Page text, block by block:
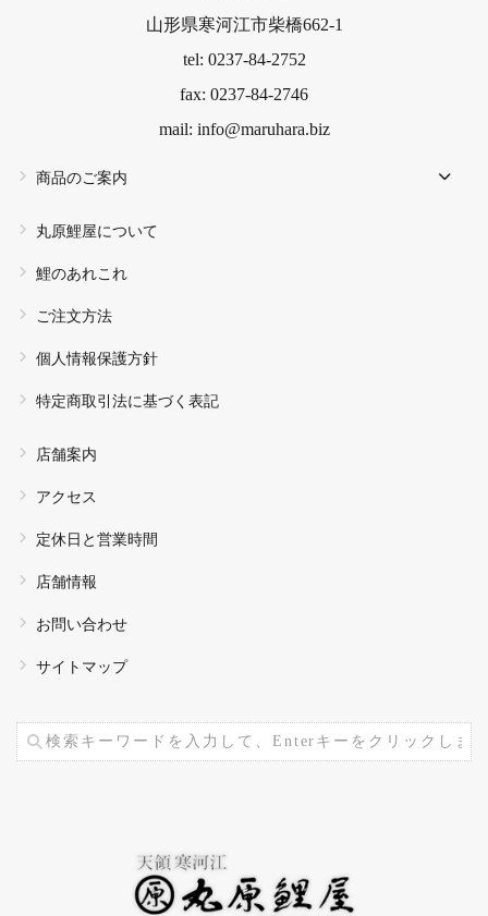
山形県寒河江市柴橋662-1
tel: 0237-84-2752
fax: 0237-84-2746
mail: info@maruhara.biz
商品のご案内
丸原鯉屋について
鯉のあれこれ
ご注文方法
個人情報保護方針
特定商取引法に基づく表記
店舗案内
アクセス
定休日と営業時間
店舗情報
お問い合わせ
サイトマップ